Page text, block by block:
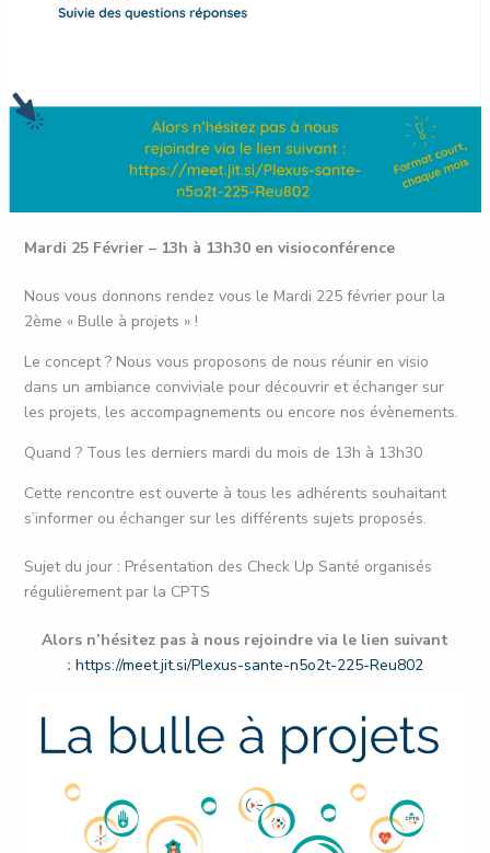
Mardi 25 Février – 13h à 13h30 en visioconférence
Nous vous donnons rendez vous le Mardi 225 février pour la
2ème « Bulle à projets » !
Le concept ? Nous vous proposons de nous réunir en visio
dans un ambiance conviviale pour découvrir et échanger sur
les projets, les accompagnements ou encore nos évènements.
Quand ? Tous les derniers mardi du mois de 13h à 13h30
Cette rencontre est ouverte à tous les adhérents souhaitant
s’informer ou échanger sur les différents sujets proposés.
Sujet du jour : Présentation des Check Up Santé organisés
régulièrement par la CPTS
Alors n’hésitez pas à nous rejoindre via le lien suivant
: https://meet.jit.si/Plexus-sante-n5o2t-225-Reu802